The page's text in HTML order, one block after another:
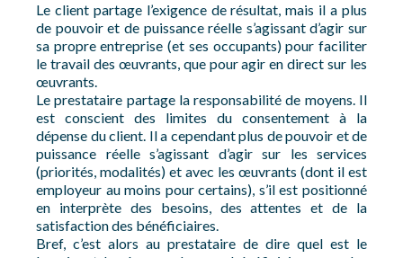
Le client partage l’exigence de résultat, mais il a plus
de pouvoir et de puissance réelle s’agissant d’agir sur
sa propre entreprise (et ses occupants) pour faciliter
le travail des œuvrants, que pour agir en direct sur les
œuvrants.
Le prestataire partage la responsabilité de moyens. Il
est conscient des limites du consentement à la
dépense du client. Il a cependant plus de pouvoir et de
puissance réelle s’agissant d’agir sur les services
(priorités, modalités) et avec les œuvrants (dont il est
employeur au moins pour certains), s’il est positionné
en interprète des besoins, des attentes et de la
satisfaction des bénéficiaires.
Bref, c’est alors au prestataire de dire quel est le